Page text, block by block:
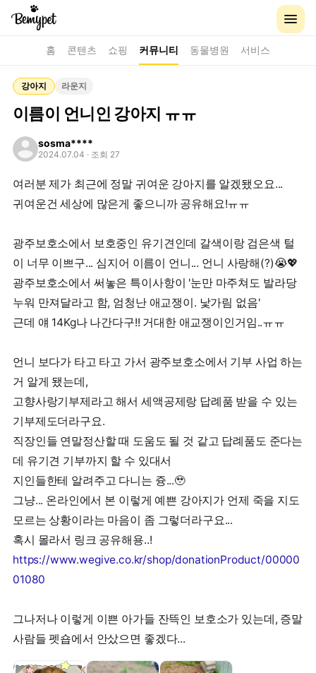
홈 콘텐츠 쇼핑 커뮤니티 동물병원 서비스
강아지 라운지
이름이 언니인 강아지 ㅠㅠ
sosma****
2024.07.04 · 조회 27
여러분 제가 최근에 정말 귀여운 강아지를 알겠됐오요...
귀여운건 세상에 많은게 좋으니까 공유해요!ㅠㅠ
광주보호소에서 보호중인 유기견인데 갈색이랑 검은색 털
이 너무 이쁘구... 심지어 이름이 언니... 언니 사랑해(?)😭💖
광주보호소에서 써놓은 특이사항이 '눈만 마주쳐도 발라당
누워 만져달라고 함, 엄청난 애교쟁이. 낯가림 없음'
근데 얘 14Kg나 나간다구!! 거대한 애교쟁이인거임..ㅠㅠ
언니 보다가 타고 타고 가서 광주보호소에서 기부 사업 하는
거 알게 됐는데,
고향사랑기부제라고 해서 세액공제랑 답례품 받을 수 있는
기부제도더라구요.
직장인들 연말정산할 때 도움도 될 것 같고 답례품도 준다는
데 유기견 기부까지 할 수 있대서
지인들한테 알려주고 다니는 즁...🥹
그냥... 온라인에서 본 이렇게 예쁜 강아지가 언제 죽을 지도
모르는 상황이라는 마음이 좀 그렇더라구요...
혹시 몰라서 링크 공유해용..!
https://www.wegive.co.kr/shop/donationProduct/00000
01080
그나저나 이렇게 이쁜 아가들 잔뜩인 보호소가 있는데, 증말
사람들 펫숍에서 안샀으면 좋겠다...